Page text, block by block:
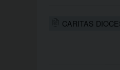
CARITAS